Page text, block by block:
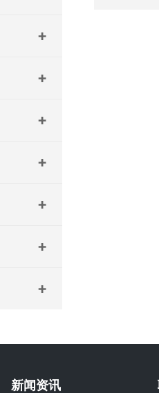
新闻资讯